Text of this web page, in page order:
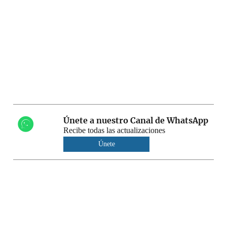
Únete a nuestro Canal de WhatsApp
Recibe todas las actualizaciones
Únete